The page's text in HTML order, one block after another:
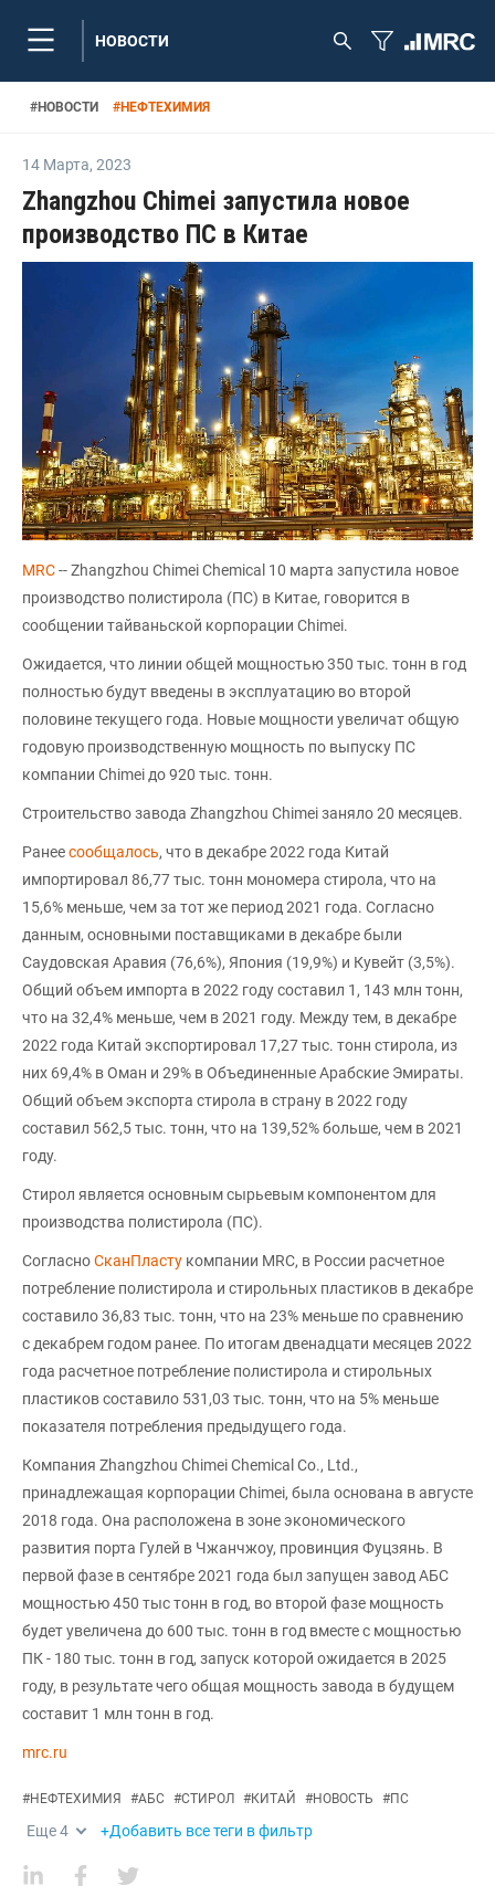
НОВОСТИ
#НОВОСТИ #НЕФТЕХИМИЯ
14 Марта, 2023
Zhangzhou Chimei запустила новое
производство ПС в Китае
MRC-- Zhangzhou Chimei Chemical 10 марта запустила новое
производство полистирола (ПС) в Китае, говорится в
сообщении тайваньской корпорации Chimei.
Ожидается, что линии общей мощностью 350 тыс. тонн в год
полностью будут введены в эксплуатацию во второй
половине текущего года. Новые мощности увеличат общую
годовую производственную мощность по выпуску ПС
компании Chimei до 920 тыс. тонн.
Строительство завода Zhangzhou Chimei заняло 20 месяцев.
Ранеесообщалось, что в декабре 2022 года Китай
импортировал 86,77 тыс. тонн мономера стирола, что на
15,6% меньше, чем за тот же период 2021 года. Согласно
данным, основными поставщиками в декабре были
Саудовская Аравия (76,6%), Япония (19,9%) и Кувейт (3,5%).
Общий объем импорта в 2022 году составил 1, 143 млн тонн,
что на 32,4% меньше, чем в 2021 году. Между тем, в декабре
2022 года Китай экспортировал 17,27 тыс. тонн стирола, из
них 69,4% в Оман и 29% в Объединенные Арабские Эмираты.
Общий объем экспорта стирола в страну в 2022 году
составил 562,5 тыс. тонн, что на 139,52% больше, чем в 2021
году.
Стирол является основным сырьевым компонентом для
производства полистирола (ПС).
СогласноСканПласту компании MRC, в России расчетное
потребление полистирола и стирольных пластиков в декабре
составило 36,83 тыс. тонн, что на 23% меньше по сравнению
с декабрем годом ранее. По итогам двенадцати месяцев 2022
года расчетное потребление полистирола и стирольных
пластиков составило 531,03 тыс. тонн, что на 5% меньше
показателя потребления предыдущего года.
Компания Zhangzhou Chimei Chemical Co., Ltd.,
принадлежащая корпорации Chimei, была основана в августе
2018 года. Она расположена в зоне экономического
развития порта Гулей в Чжанчжоу, провинция Фуцзянь. В
первой фазе в сентябре 2021 года был запущен завод АБС
мощностью 450 тыс тонн в год, во второй фазе мощность
будет увеличена до 600 тыс. тонн в год вместе с мощностью
ПК - 180 тыс. тонн в год, запуск которой ожидается в 2025
году, в результате чего общая мощность завода в будущем
составит 1 млн тонн в год.
mrc.ru
#НЕФТЕХИМИЯ #АБС #СТИРОЛ #КИТАЙ #НОВОСТЬ #ПС
Еще4 +Добавить все теги в фильтр